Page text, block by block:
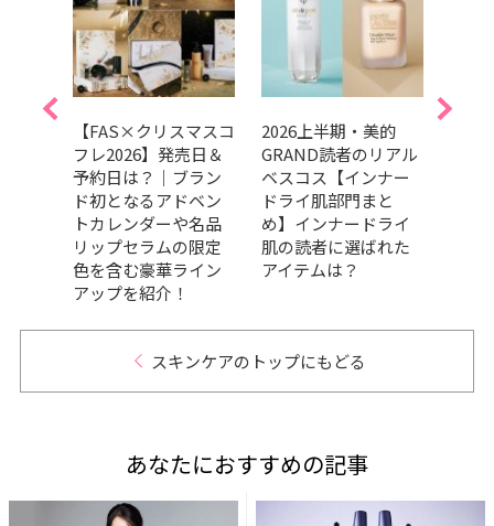
【FAS×クリスマスコ
フレ2026】発売日＆
予約日は？｜ブラン
ド初となるアドベン
トカレンダーや名品
リップセラムの限定
色を含む豪華ライン
アップを紹介！
2026上半期・美的
GRAND読者のリアル
ベスコス【インナー
ドライ肌部門まと
め】インナードライ
肌の読者に選ばれた
アイテムは？
スキンケアのトップにもどる
あなたにおすすめの記事